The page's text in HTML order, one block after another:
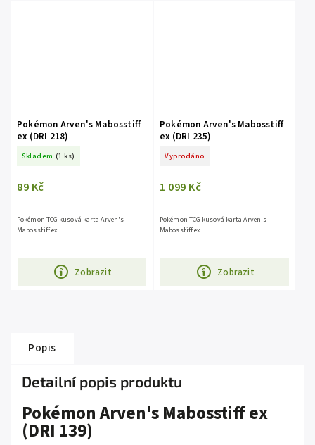
Pokémon Arven's Mabosstiff
ex (DRI 218)
Skladem (1 ks)
89 Kč
Zobrazit
Pokémon TCG kusová karta Arven's
Mabosstiff ex.
Pokémon Arven's Mabosstiff
ex (DRI 235)
Vyprodáno
1 099 Kč
Zobrazit
Pokémon TCG kusová karta Arven's
Mabosstiff ex.
Popis
Detailní popis produktu
Pokémon Arven's Mabosstiff ex
(DRI 139)